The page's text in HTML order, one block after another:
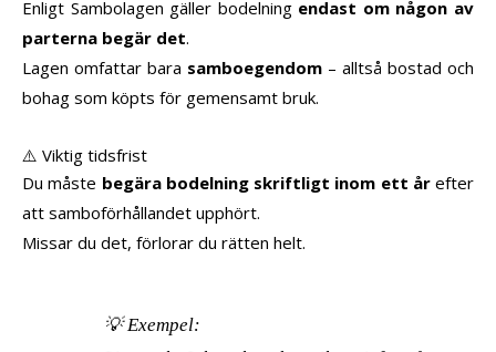
Enligt Sambolagen gäller bodelning endast om någon av
parterna begär det.
Lagen omfattar bara samboegendom – alltså bostad och
bohag som köpts för gemensamt bruk.
⚠️ Viktig tidsfrist
Du måste begära bodelning skriftligt inom ett årefter
att samboförhållandet upphört.
Missar du det, förlorar du rätten helt.
💡Exempel: